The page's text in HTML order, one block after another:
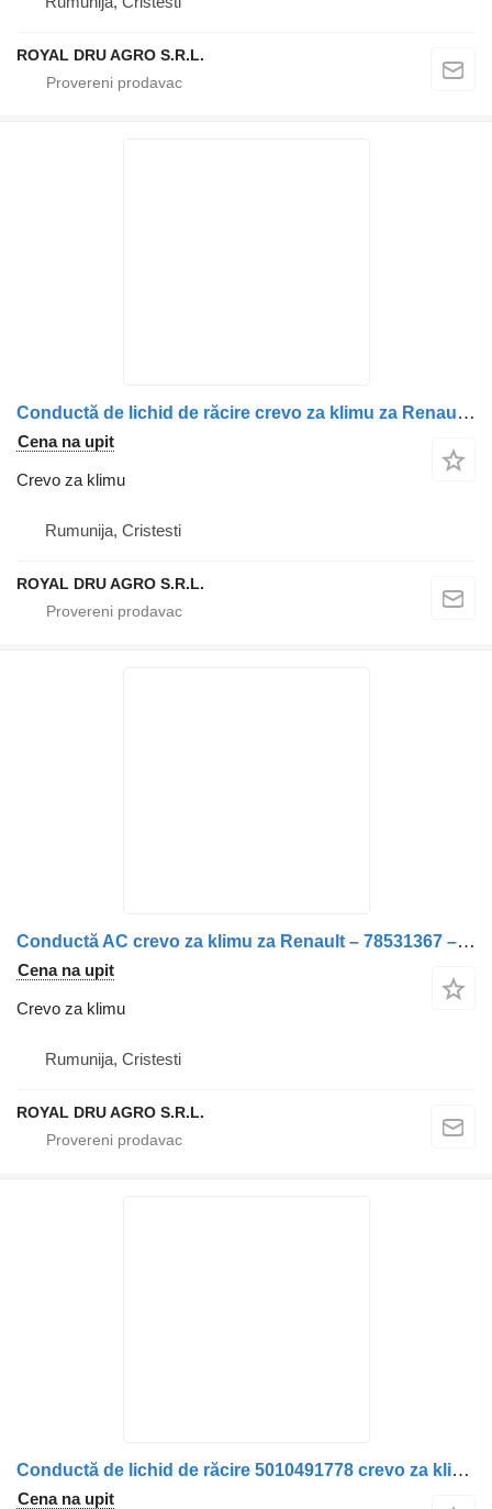
ROYAL DRU AGRO S.R.L.
Conductă de lichid de răcire crevo za klimu za Renault 7482532555 / 7422251163 / 7421903112 / 7421903111 / 7422189526 kamiona
Cena na upit
Crevo za klimu
Rumunija, Cristesti
ROYAL DRU AGRO S.R.L.
Conductă AC crevo za klimu za Renault – 78531367 – 7484585483 kamiona
Cena na upit
Crevo za klimu
Rumunija, Cristesti
ROYAL DRU AGRO S.R.L.
Conductă de lichid de răcire 5010491778 crevo za klimu za Renault (cod: ) kamiona
Cena na upit